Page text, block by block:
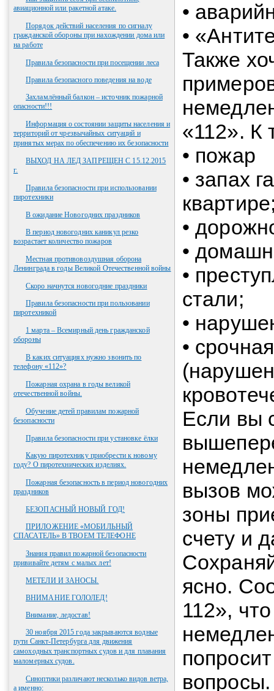
авиационной или ракетной атаке.
Порядок действий населения по сигналу
гражданской обороны при нахождении дома или
на работе
Правила безопасности при посещении леса
Правила безопасного поведения на воде
Захламлённый балкон – источник пожарной
опасности!!!
Информация о состоянии защиты населения и
территорий от чрезвычайных ситуаций и
принятых мерах по обеспечению их безопасности
ВЫХОД НА ЛЕД ЗАПРЕЩЕН С 15.12.2015
г.
Правила безопасности при использовании
пиротехники
В ожидание Новогодних праздников
В период новогодних каникул резко
возрастает количество пожаров
Местная противовоздушная оборона
Ленинграда в годы Великой Отечественной войны
Скоро начнутся новогодние праздники
Правила безопасности при пользовании
пиротехникой
1 марта – Всемирный день гражданской
обороны
В каких ситуациях нужно звонить по
телефону «112»?
Пожарная охрана в годы великой
отечественной войны.
Обучение детей правилам пожарной
безопасности
Правила безопасности при установке ёлки
Какую пиротехнику приобрести к новому
году? О пиротехнических изделиях.
Пожарная безопасность в период новогодних
праздников
БЕЗОПАСНЫЙ НОВЫЙ ГОД!
ПРИЛОЖЕНИЕ «МОБИЛЬНЫЙ
СПАСАТЕЛЬ» В ТВОЕМ ТЕЛЕФОНЕ
Знания правил пожарной безопасности
прививайте детям с малых лет!
МЕТЕЛИ И ЗАНОСЫ.
ВНИМАНИЕ ГОЛОЛЕД!
Внимание, ледостав!
30 ноября 2015 года закрываются водные
пути Санкт-Петербурга для движения
самоходных транспортных судов и для плавания
маломерных судов.
Синоптики различают несколько видов ветра,
а именно:
•
•
Также
«112». К
• пожар
• запах
•
•
•
стали;
•
•
Если вы
вызов
зоны
счету и
ясно.
112»,